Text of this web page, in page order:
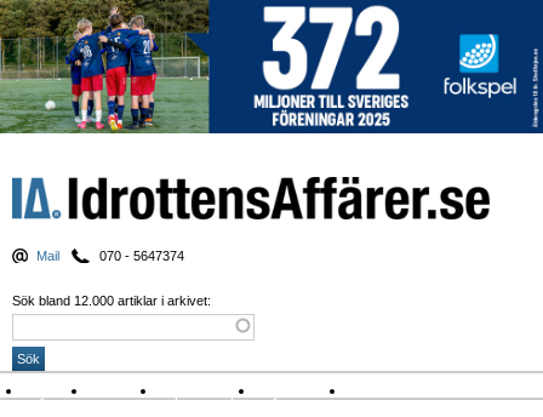
Mail 070 - 5647374
Sök bland 12.000 artiklar i arkivet:
Nyheter Krönikor Sport & spel Nyhetsbrev